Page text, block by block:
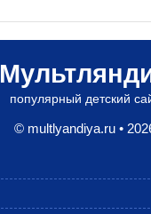
популярный детский
© multlyandiya.ru •